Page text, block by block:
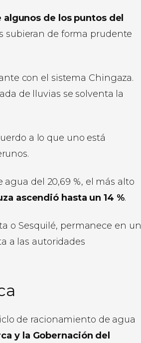
algunos de los puntos del
subieran de forma prudente
con el sistema Chingaza.
de lluvias se solventa la
a lo que uno está
del 20,69 %, el más alto
ascendió hasta un 14 %.
o Sesquilé, permanece en un
a las autoridades
de racionamiento de agua
y la Gobernación del